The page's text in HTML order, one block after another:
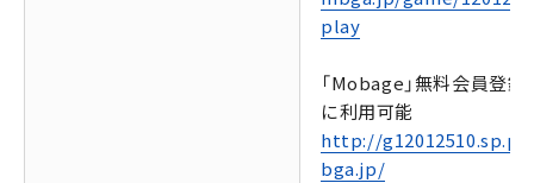
play
「Mobage」無料会員登録
に利用可能
http://
bga.jp/